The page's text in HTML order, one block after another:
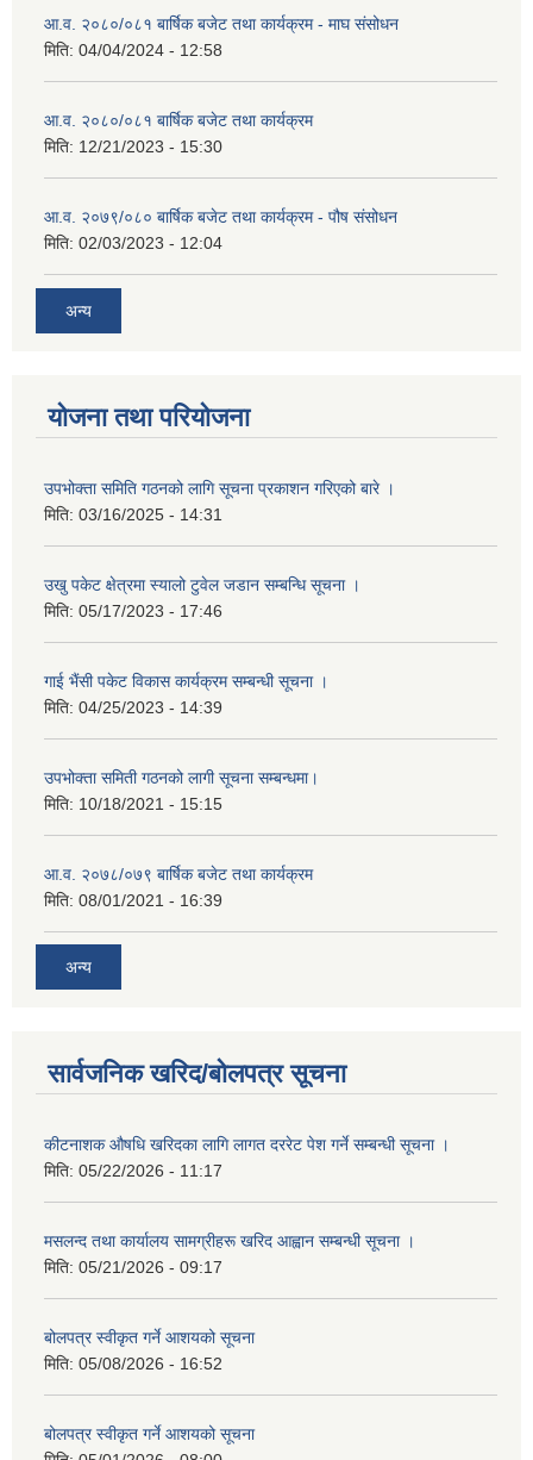
आ.व. २०८०/०८१ बार्षिक बजेट तथा कार्यक्रम - माघ संसोधन
मिति: 04/04/2024 - 12:58
आ.व. २०८०/०८१ बार्षिक बजेट तथा कार्यक्रम
मिति: 12/21/2023 - 15:30
आ.व. २०७९/०८० बार्षिक बजेट तथा कार्यक्रम - पौष संसोधन
मिति: 02/03/2023 - 12:04
अन्य
योजना तथा परियोजना
उपभोक्ता समिति गठनको लागि सूचना प्रकाशन गरिएको बारे ।
मिति: 03/16/2025 - 14:31
उखु पकेट क्षेत्रमा स्यालो टुवेल जडान सम्बन्धि सूचना ।
मिति: 05/17/2023 - 17:46
गाई भैंसी पकेट विकास कार्यक्रम सम्बन्धी सूचना ।
मिति: 04/25/2023 - 14:39
उपभोक्ता समिती गठनको लागी सूचना सम्बन्धमा।
मिति: 10/18/2021 - 15:15
आ.व. २०७८/०७९ बार्षिक बजेट तथा कार्यक्रम
मिति: 08/01/2021 - 16:39
अन्य
सार्वजनिक खरिद/बोलपत्र सूचना
कीटनाशक औषधि खरिदका लागि लागत दररेट पेश गर्ने सम्बन्धी सूचना ।
मिति: 05/22/2026 - 11:17
मसलन्द तथा कार्यालय सामग्रीहरू खरिद आह्वान सम्बन्धी सूचना ।
मिति: 05/21/2026 - 09:17
बोलपत्र स्वीकृत गर्ने आशयको सूचना
मिति: 05/08/2026 - 16:52
बोलपत्र स्वीकृत गर्ने आशयको सूचना